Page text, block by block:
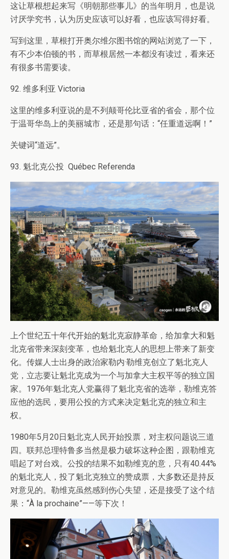
这让草根想起来写《明朝那些事儿》的当年明月，也是说
讨厌学究书，认为历史应该可以好看，也应该写得好看。
写到这里，草根打开奥尔维尔图书馆的网站浏览了一下，
有不少本伯顿的书，而草根居然一本都没有读过，看来还
有很多书需要读。
92. 维多利亚 Victoria
这里的维多利亚说的是不列颠哥伦比亚省的省会，那个位
于温哥华岛上的美丽城市，还是那句话：“任重道远啊！”
关键词“道远”。
93. 魁北克公投 Québec Referenda
上个世纪五十年代开始的魁北克寂静革命，给加拿大和魁
北克省带来深刻变革，也给魁北克人的思想上带来了新变
化。传媒人士出身的政治家勒内·勒维克创立了魁北克人
党，立志要让魁北克成为一个与加拿大主权平等的独立国
家。1976年魁北克人党赢得了魁北克省的选举，勒维克答
应他的选民，要用公投的方式来决定魁北克的独立和主
权。
1980年5月20日魁北克人民开始投票，对主权问题说三道
四。联邦总理特鲁多当然是极力破坏这种企图，跟勒维克
唱起了对台戏。公投的结果不如勒维克的意，只有40.44%
的魁北克人，投了魁北克独立的赞成票，大多数还是持反
对意见的。勒维克虽然感到伤心失望，还是接受了这个结
果：“À la prochaine”——等下次！